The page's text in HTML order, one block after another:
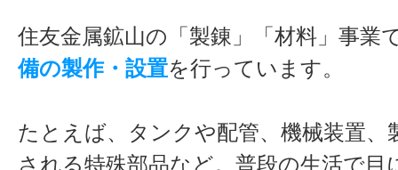
住友金属鉱山の「製錬」「材料」事業
備の製作・設置を行っています。
たとえば、タンクや配管、機械装置、
される特殊部品など。普段の生活で目